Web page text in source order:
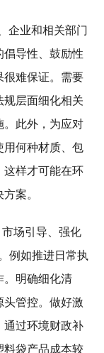
企业和相关部门
倡导性、鼓励性
很难保证。需要
规层面细化相关
。此外，为应对
用何种材质、包
这样才可能在环
案。
场引导、强化
例如推进日常执
。明确细化清
头管控。做好激
通过环境财政补
料袋产品成本较